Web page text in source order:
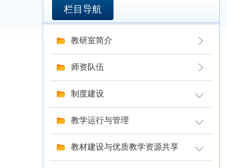
栏目导航
教研室简介
师资队伍
制度建设
教学运行与管理
教材建设与优质教学资源共享